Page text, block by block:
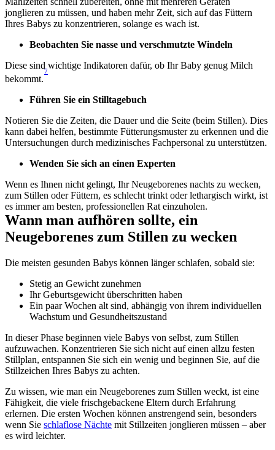
jonglieren zu müssen, und haben mehr Zeit, sich auf das Füttern
Ihres Babys zu konzentrieren, solange es wach ist.
Beobachten Sie nasse und verschmutzte Windeln
Diese sind wichtige Indikatoren dafür, ob Ihr Baby genug Milch
bekommt.
7
Führen Sie ein Stilltagebuch
Notieren Sie die Zeiten, die Dauer und die Seite (beim Stillen). Dies
kann dabei helfen, bestimmte Fütterungsmuster zu erkennen und die
Untersuchungen durch medizinisches Fachpersonal zu unterstützen.
Wenden Sie sich an einen Experten
Wenn es Ihnen nicht gelingt, Ihr Neugeborenes nachts zu wecken,
zum Stillen oder Füttern, es schlecht trinkt oder lethargisch wirkt, ist
es immer am besten, professionellen Rat einzuholen.
Wann man aufhören sollte, ein
Neugeborenes zum Stillen zu wecken
Die meisten gesunden Babys können länger schlafen, sobald sie:
Stetig an Gewicht zunehmen
Ihr Geburtsgewicht überschritten haben
Ein paar Wochen alt sind, abhängig von ihrem individuellen
Wachstum und Gesundheitszustand
In dieser Phase beginnen viele Babys von selbst, zum Stillen
aufzuwachen. Konzentrieren Sie sich nicht auf einen allzu festen
Stillplan, entspannen Sie sich ein wenig und beginnen Sie, auf die
Stillzeichen Ihres Babys zu achten.
Zu wissen, wie man ein Neugeborenes zum Stillen weckt, ist eine
Fähigkeit, die viele frischgebackene Eltern durch Erfahrung
erlernen. Die ersten Wochen können anstrengend sein, besonders
wenn Sie schlaflose Nächte mit Stillzeiten jonglieren müssen – aber
es wird leichter.